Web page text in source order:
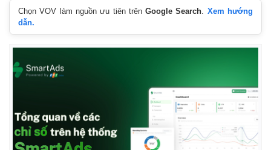
Kinh tế
Bất động sản
Khởi nghiệp
Thị trường
Tỷ giá
Chứng khoán
Giá cà phê
Chọn VOV làm nguồn ưu tiên trênGoogle Search. Xem hướng
dẫn.